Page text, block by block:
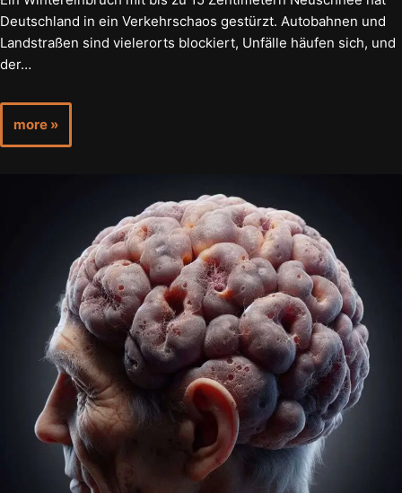
Deutschland in ein Verkehrschaos gestürzt. Autobahnen und
Landstraßen sind vielerorts blockiert, Unfälle häufen sich, und
der…
more »